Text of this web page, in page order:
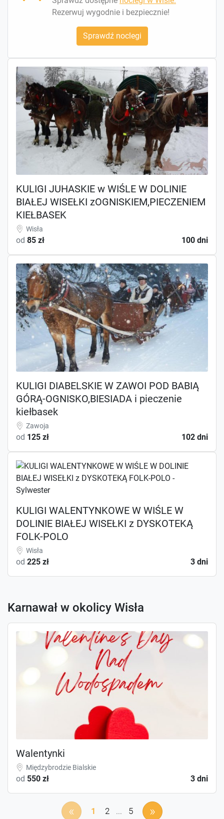
Rezerwuj wygodnie i bezpiecznie!
Sprawdź noclegi
KULIGI JUHASKIE w WIŚLE W DOLINIE
BIAŁEJ WISEŁKI zOGNISKIEM,PIECZENIEM
KIEŁBASEK
Wisła
od 85 zł 100 dni
KULIGI DIABELSKIE W ZAWOI POD BABIĄ
GÓRĄ-OGNISKO,BIESIADA i pieczenie
kiełbasek
Zawoja
od 125 zł 102 dni
KULIGI WALENTYNKOWE W WIŚLE W
DOLINIE BIAŁEJ WISEŁKI z DYSKOTEKĄ
FOLK-POLO
Wisła
od 225 zł 3 dni
Karnawał w okolicy Wisła
Walentynki
Międzybrodzie Bialskie
od 550 zł 3 dni
« 1 2 ... 5 »